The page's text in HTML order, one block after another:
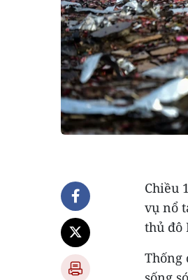
Chiều
vụ nổ
thủ đô
Thống